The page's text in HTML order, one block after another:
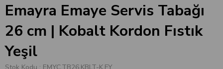
Emayra Emaye Servis Tabağı
26 cm | Kobalt Kordon Fıstık
Yeşil